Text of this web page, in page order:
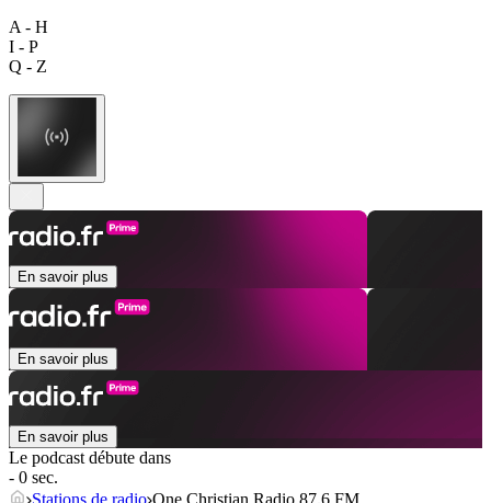
A - H
I - P
Q - Z
En savoir plus
En savoir plus
En savoir plus
Le podcast débute dans
- 0 sec.